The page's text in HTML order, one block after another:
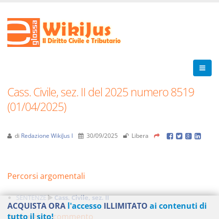
Cass. Civile, sez. II del 2025 numero 8519
(01/04/2025)
di Redazione WikiJus I 30/09/2025 Libera
Percorsi argomentali
SENTENZE Cass. Civile, sez. II
Aggiungi un commento
ACQUISTA ORA l'accesso ILLIMITATO ai contenuti di
tutto il sito!